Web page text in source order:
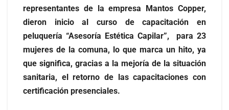
representantes de la empresa Mantos Copper,
dieron inicio al curso de capacitación en
peluquería “Asesoría Estética Capilar”, para 23
mujeres de la comuna, lo que marca un hito, ya
que significa, gracias a la mejoría de la situación
sanitaria, el retorno de las capacitaciones con
certificación presenciales.